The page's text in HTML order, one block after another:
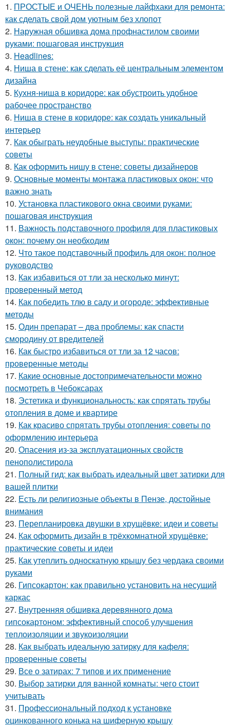
1. ПРОСТЫЕ и ОЧЕНЬ полезные лайфхаки для ремонта:
как сделать свой дом уютным без хлопот
2. Наружная обшивка дома профнастилом своими
руками: пошаговая инструкция
3. Headlines:
4. Ниша в стене: как сделать её центральным элементом
дизайна
5. Кухня-ниша в коридоре: как обустроить удобное
рабочее пространство
6. Ниша в стене в коридоре: как создать уникальный
интерьер
7. Как обыграть неудобные выступы: практические
советы
8. Как оформить нишу в стене: советы дизайнеров
9. Основные моменты монтажа пластиковых окон: что
важно знать
10. Установка пластикового окна своими руками:
пошаговая инструкция
11. Важность подставочного профиля для пластиковых
окон: почему он необходим
12. Что такое подставочный профиль для окон: полное
руководство
13. Как избавиться от тли за несколько минут:
проверенный метод
14. Как победить тлю в саду и огороде: эффективные
методы
15. Один препарат – два проблемы: как спасти
смородину от вредителей
16. Как быстро избавиться от тли за 12 часов:
проверенные методы
17. Какие основные достопримечательности можно
посмотреть в Чебоксарах
18. Эстетика и функциональность: как спрятать трубы
отопления в доме и квартире
19. Как красиво спрятать трубы отопления: советы по
оформлению интерьера
20. Опасения из-за эксплуатационных свойств
пенополистирола
21. Полный гид: как выбрать идеальный цвет затирки для
вашей плитки
22. Есть ли религиозные объекты в Пензе, достойные
внимания
23. Перепланировка двушки в хрущёвке: идеи и советы
24. Как оформить дизайн в трёхкомнатной хрущёвке:
практические советы и идеи
25. Как утеплить односкатную крышу без чердака своими
руками
26. Гипсокартон: как правильно установить на несущий
каркас
27. Внутренняя обшивка деревянного дома
гипсокартоном: эффективный способ улучшения
теплоизоляции и звукоизоляции
28. Как выбрать идеальную затирку для кафеля:
проверенные советы
29. Все о затирах: 7 типов и их применение
30. Выбор затирки для ванной комнаты: чего стоит
учитывать
31. Профессиональный подход к установке
оцинкованного конька на шиферную крышу